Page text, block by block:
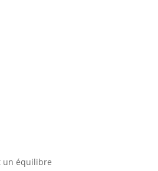
un équilibre